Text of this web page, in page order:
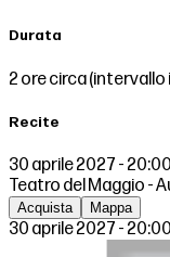
Durata
2 ore circa
Recite
30 aprile 2027 - 20:00
Teatro del Maggio -
Acquista Mappa
30 aprile 2027 - 20:00